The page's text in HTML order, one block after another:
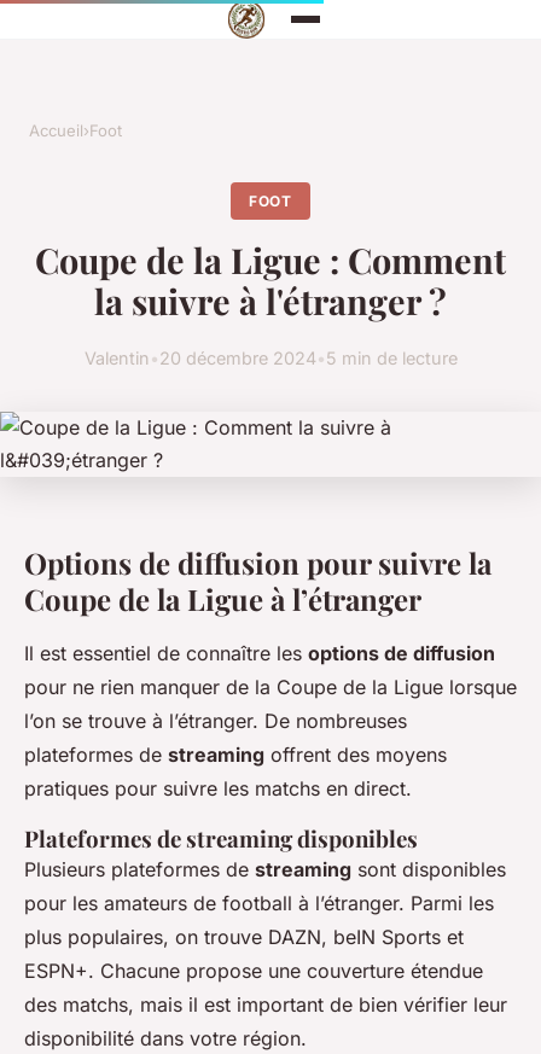
Accueil›Foot
FOOT
Coupe de la Ligue : Comment
la suivre à l'étranger ?
Valentin•20 décembre 2024•5 min de lecture
Options de diffusion pour suivre la
Coupe de la Ligue à l’étranger
Il est essentiel de connaître les options de diffusion
pour ne rien manquer de la Coupe de la Ligue lorsque
l’on se trouve à l’étranger. De nombreuses
plateformes de streaming offrent des moyens
pratiques pour suivre les matchs en direct.
Plateformes de streaming disponibles
Plusieurs plateformes de streaming sont disponibles
pour les amateurs de football à l’étranger. Parmi les
plus populaires, on trouve DAZN, beIN Sports et
ESPN+. Chacune propose une couverture étendue
des matchs, mais il est important de bien vérifier leur
disponibilité dans votre région.